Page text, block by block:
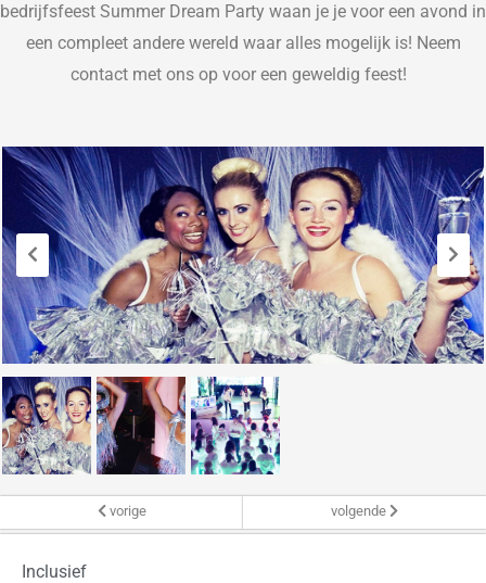
bedrijfsfeest Summer Dream Party waan je je voor een avond in
een compleet andere wereld waar alles mogelijk is! Neem
contact met ons op voor een geweldig feest!
vorige volgende
Inclusief